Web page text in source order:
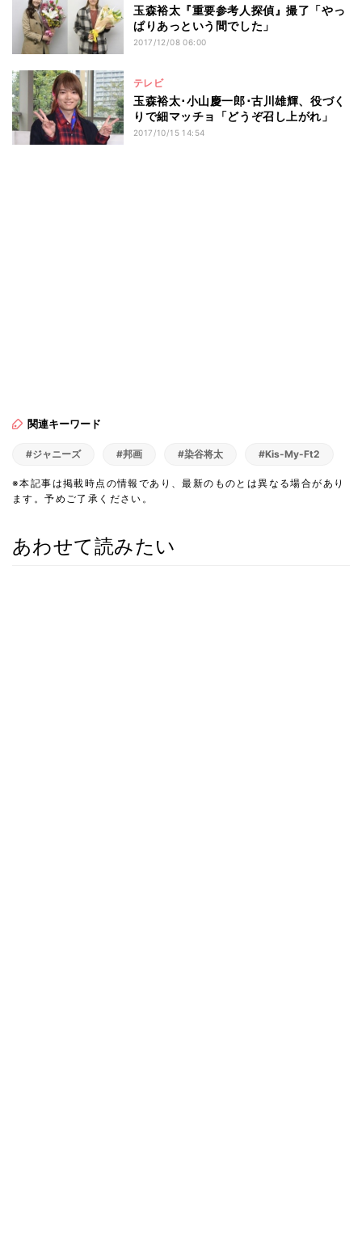
玉森裕太『重要参考人探偵』撮了「やっ
ぱりあっという間でした」
2017/12/08 06:00
テレビ
玉森裕太･小山慶一郎･古川雄輝、役づく
りで細マッチョ「どうぞ召し上がれ」
2017/10/15 14:54
関連キーワード
#ジャニーズ #邦画 #染谷将太 #Kis-My-Ft2
※本記事は掲載時点の情報であり、最新のものとは異なる場合があり
ます。予めご了承ください。
あわせて読みたい